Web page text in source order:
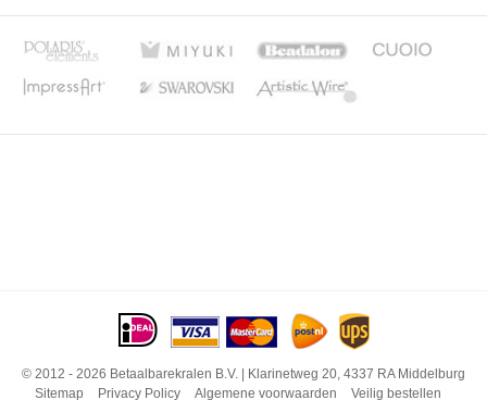
© 2012 - 2026 Betaalbarekralen B.V. | Klarinetweg 20, 4337 RA Middelburg
Sitemap
Privacy Policy Algemene voorwaarden Veilig bestellen